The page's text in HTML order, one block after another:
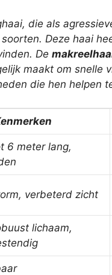
, die als
Deze haai
De
maakt om snelle
die hen helpen
6 meter lang,
verbeterd zicht
lichaam,